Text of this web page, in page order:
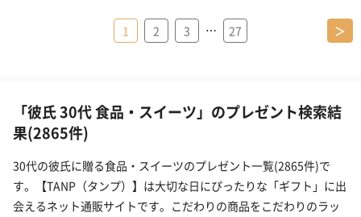
1 2 3 … 27 ＞
「彼氏 30代 食品・スイーツ」のプレゼント検索結
果(2865件)
30代の彼氏に贈る食品・スイーツのプレゼント一覧(2865件)で
す。【TANP（タンプ）】は大切な日にぴったりな「ギフト」に出
会えるネット通販サイトです。こだわりの商品をこだわりのラッ